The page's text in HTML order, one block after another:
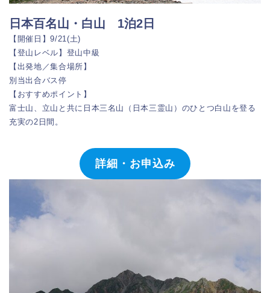
日本百名山・白山 1泊2日
【開催日】9/21(土)
【登山レベル】登山中級
【出発地／集合場所】
別当出合バス停
【おすすめポイント】
富士山、立山と共に日本三名山（日本三霊山）のひとつ白山を登る
充実の2日間。
詳細・お申込み